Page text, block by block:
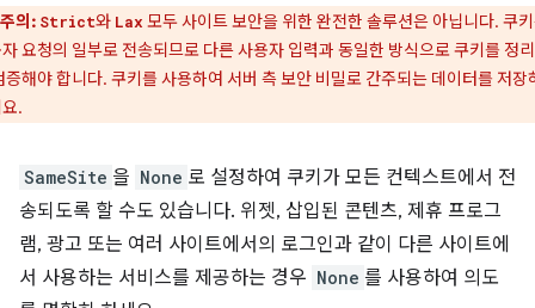
주의: Strict와 Lax 모두 사이트 보안을 위한 완전한 솔루션은 아닙니다. 쿠
요청의 일부로 전송되므로 다른 사용자 입력과 동일한 방식으로 쿠키를 정
증해야 합니다. 쿠키를 사용하여 서버 측 보안 비밀로 간주되는 데이터를 저장
.
SameSite 을 None 로 설정하여 쿠키가 모든 컨텍스트에서 전
송되도록 할 수도 있습니다. 위젯, 삽입된 콘텐츠, 제휴 프로그
램, 광고 또는 여러 사이트에서의 로그인과 같이 다른 사이트에
서 사용하는 서비스를 제공하는 경우 None 를 사용하여 의도